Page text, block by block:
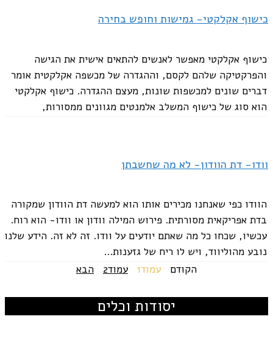
כישוף אקלקטי- גמישות וחופש בחירה
כישוף אקלקטי מאפשר לאנשים להתאים אישית את הגישה
והפרקטיקה שלהם לקסם, וההגדרה של מכשפה אקלקטית אומר
דברים שונים למכשפות שונות, מעצם ההגדרה. כישוף אקלקטי
הוא סוג של כישוף המשלב אלמנטים מגוונים ממסורות,
וודו- דת הוודון- לא מה שחשבתן
הוודו כפי שאנחנו מכירים אותו הוא למעשה דת הוודון שמקורה
בדת אפריקאית מסורתית. פירוש המילה וודון או וודו- הוא רוח.
עכשיו, שכחו כל מה שאתם יודעים על וודו. זה לא זה. הידע שלנו
נובע מהוליווד, ויש לו ריח של גזענות...
הקודם
עמוד1 עמוד2 הבא
יסודות וכלים